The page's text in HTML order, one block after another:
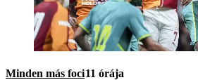
Minden más foci11 órája